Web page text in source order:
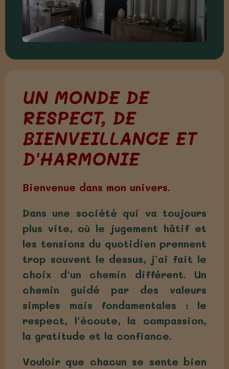
UN MONDE DE
RESPECT, DE
BIENVEILLANCE ET
D'HARMONIE
Bienvenue dans mon univers.
Dans une société qui va toujours
plus vite, où le jugement hâtif et
les tensions du quotidien prennent
trop souvent le dessus, j'ai fait le
choix d'un chemin différent. Un
chemin guidé par des valeurs
simples mais fondamentales : le
respect, l'écoute, la compassion,
la gratitude et la confiance.
Vouloir que chacun se sente bien